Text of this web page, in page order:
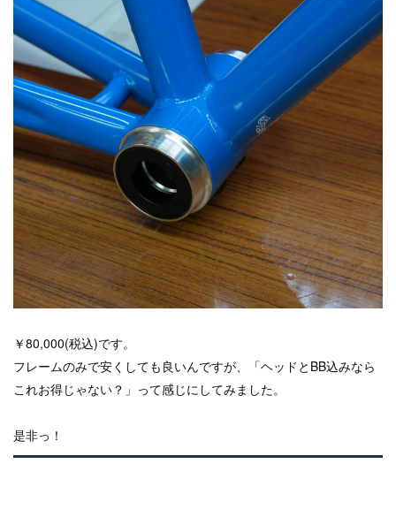
￥80,000(税込)です。
フレームのみで安くしても良いんですが、「ヘッドとBB込みなら
これお得じゃない？」って感じにしてみました。
是非っ！